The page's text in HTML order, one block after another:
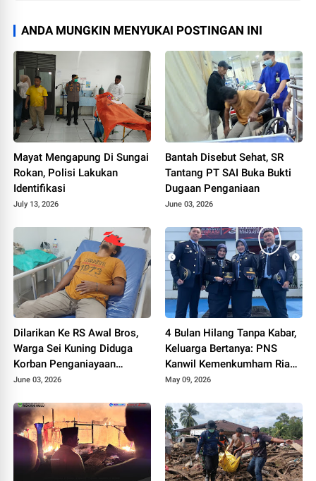
ANDA MUNGKIN MENYUKAI POSTINGAN INI
Mayat Mengapung Di Sungai
Rokan, Polisi Lakukan
Identifikasi
July 13, 2026
Bantah Disebut Sehat, SR
Tantang PT SAI Buka Bukti
Dugaan Penganiaan
June 03, 2026
Dilarikan Ke RS Awal Bros,
Warga Sei Kuning Diduga
Korban Penganiayaan
Security PT SAI
June 03, 2026
4 Bulan Hilang Tanpa Kabar,
Keluarga Bertanya: PNS
Kanwil Kemenkumham Riau
Masih Hidup atau Tidak?
May 09, 2026